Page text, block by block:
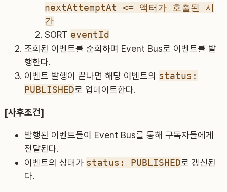
nextAttemptAt <= 액터가 호출된 시
간
SORT eventId
조회된 이벤트를 순회하며 Event Bus로 이벤트를 발
행한다.
이벤트 발행이 끝나면 해당 이벤트의 status:
PUBLISHED로 업데이트한다.
[사후조건]
발행된 이벤트들이 Event Bus를 통해 구독자들에게
전달된다.
이벤트의 상태가 status: PUBLISHED로 갱신된
다.